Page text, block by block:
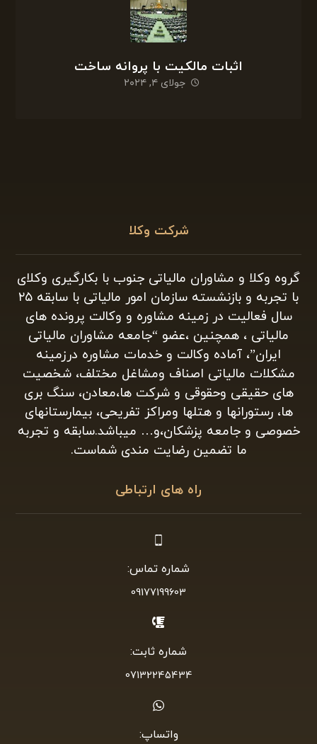
اثبات مالکیت با پروانه ساخت
جولای ۴, ۲۰۲۴
شرکت وکلا
گروه وکلا و مشاوران مالیاتی جنوب با بکارگیری وکلای
با تجربه و بازنشسته سازمان امور مالیاتی با سابقه ۲۵
سال فعالیت در زمینه مشاوره و وکالت پرونده های
مالیاتی ، همچنین ،عضو “جامعه مشاوران مالیاتی
ایران”، آماده وکالت و خدمات مشاوره درزمینه
مشکلات مالیاتی اصناف ومشاغل مختلف، شخصیت
های حقیقی وحقوقی و شرکت ها،معادن، سنگ بری
ها، رستورانها و هتلها ومراکز تفریحی، بیمارستانهای
خصوصی و جامعه پزشکان،و… میباشد.سابقه و تجربه
ما تضمین رضایت مندی شماست.
راه های ارتباطی
شماره تماس:
09177199603
شماره ثابت:
07132245434
واتساپ: